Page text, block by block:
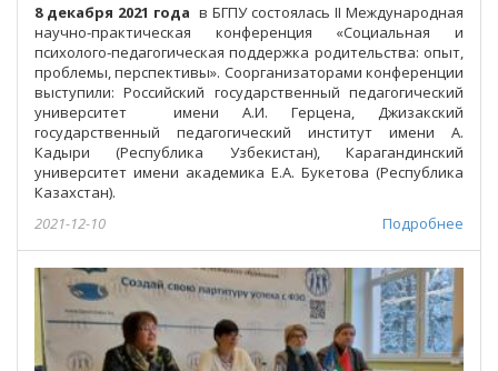
8 декабря 2021 года в БГПУ состоялась II Международная
научно-практическая конференция «Социальная и
психолого-педагогическая поддержка родительства: опыт,
проблемы, перспективы». Соорганизаторами конференции
выступили: Российский государственный педагогический
университет имени А.И. Герцена, Джизакский
государственный педагогический институт имени А.
Кадыри (Республика Узбекистан), Карагандинский
университет имени академика Е.А. Букетова (Республика
Казахстан).
Подробнее
2021-12-10